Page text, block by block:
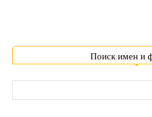
Поиск имен и